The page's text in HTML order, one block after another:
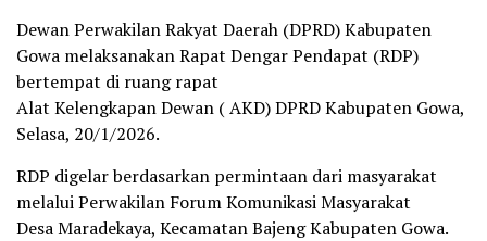
Dewan Perwakilan Rakyat Daerah (DPRD) Kabupaten
Gowa melaksanakan Rapat Dengar Pendapat (RDP)
bertempat di ruang rapat
Alat Kelengkapan Dewan ( AKD) DPRD Kabupaten Gowa,
Selasa, 20/1/2026.
RDP digelar berdasarkan permintaan dari masyarakat
melalui Perwakilan Forum Komunikasi Masyarakat
Desa Maradekaya, Kecamatan Bajeng Kabupaten Gowa.